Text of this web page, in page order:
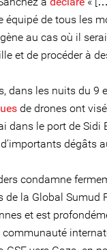
équipé de tous les
au cas où il
et de procéder à
dans les nuits du 9
de drones ont
dans le port de Sidi
dégâts
condamne
de la Global Sumud
et est
communauté